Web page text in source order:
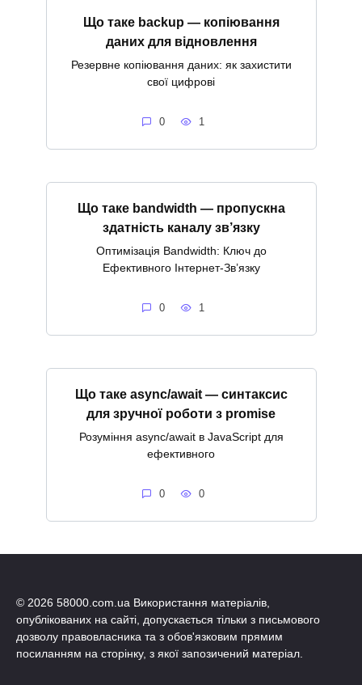
Що таке backup — копіювання
даних для відновлення
Резервне копіювання даних: як захистити
свої цифрові
0 1
Що таке bandwidth — пропускна
здатність каналу зв’язку
Оптимізація Bandwidth: Ключ до
Ефективного Інтернет-Зв’язку
0 1
Що таке async/await — синтаксис
для зручної роботи з promise
Розуміння async/await в JavaScript для
ефективного
0 0
© 2026 58000.com.ua Використання матеріалів,
опублікованих на сайті, допускається тільки з письмового
дозволу правовласника та з обов'язковим прямим
посиланням на сторінку, з якої запозичений матеріал.